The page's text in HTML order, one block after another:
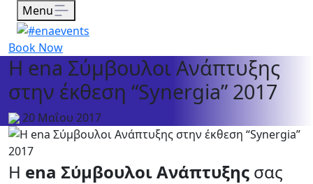
Menu
Book Now
Η ena Σύμβουλοι Ανάπτυξης
στην έκθεση “Synergia” 2017
20 Μαΐου 2017
Η ena Σύμβουλοι Ανάπτυξης σας